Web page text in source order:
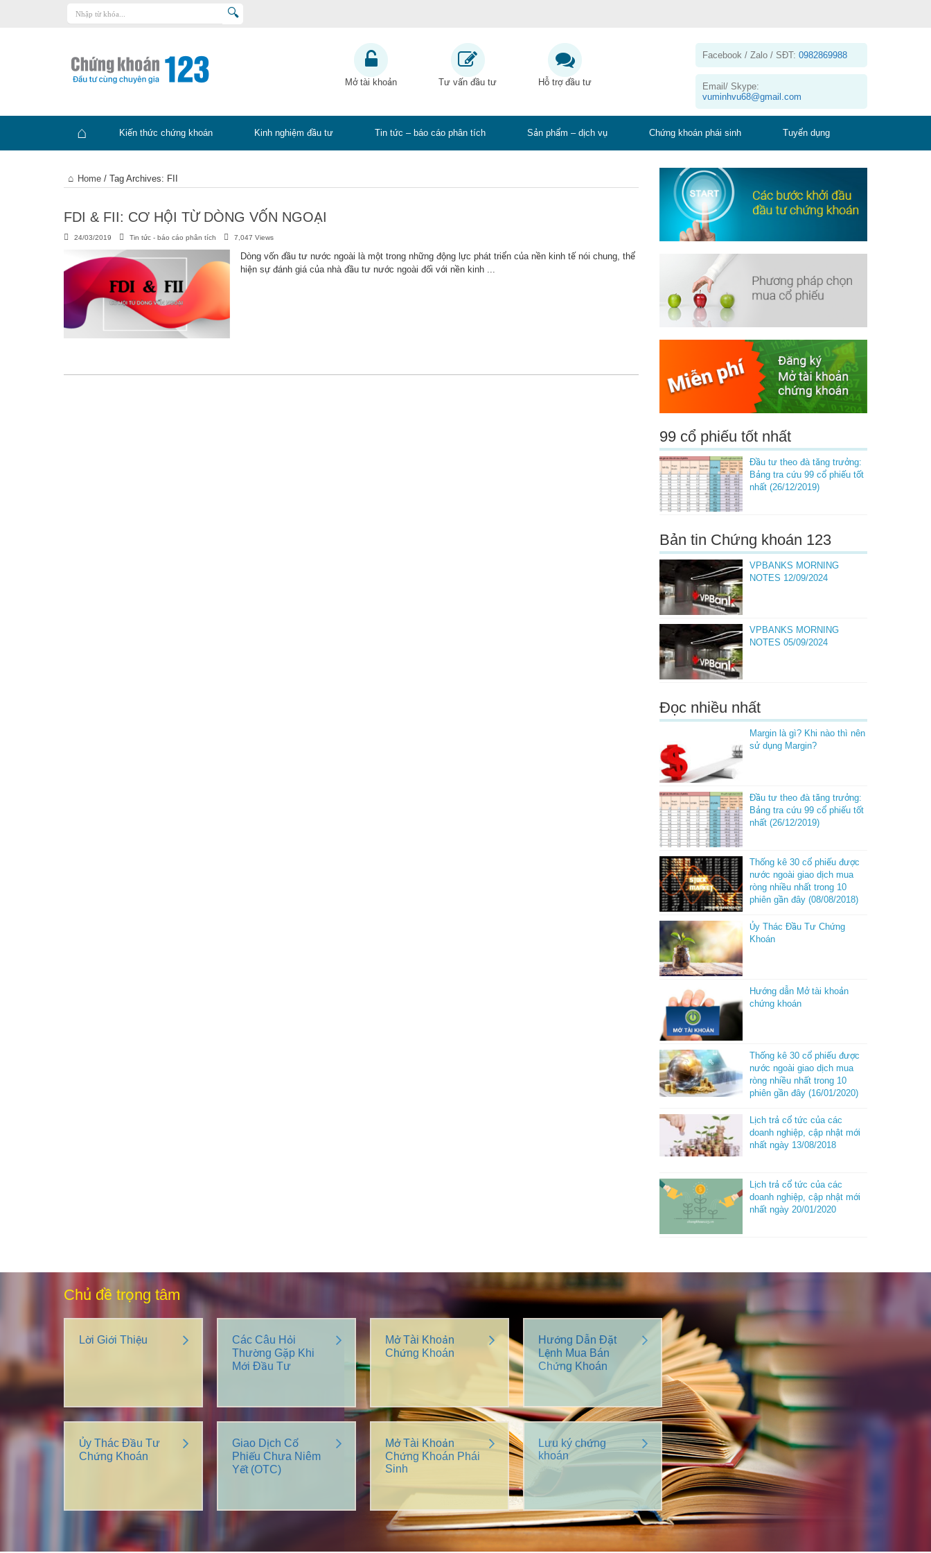
Trang chủ
Kiến thức chứng khoán
Tin tức – báo cáo phân tích
Sản phẩm – dịch vụ
Mở tài khoản Tư vấn đầu tư Hỗ trợ đầu tư
Facebook / Zalo / SĐT: 0982869988
Email/ Skype:
vuminhvu68@gmail.com
Trang
chủ
Kiến thức chứng khoán Kinh nghiệm đầu tư Tin tức – báo cáo phân tích Sản phẩm – dịch vụ Chứng khoán phái sinh Tuyển dụng
Home / Tag Archives: FII
FDI & FII: CƠ HỘI TỪ DÒNG VỐN NGOẠI
24/03/2019 Tin tức - báo cáo phân tích 7,047 Views
Dòng vốn đầu tư nước ngoài là một trong những động lực phát triển của nền kinh tế nói chung, thể
hiện sự đánh giá của nhà đầu tư nước ngoài đối với nền kinh ...
99 cổ phiếu tốt nhất
Đầu tư theo đà tăng trưởng:
Bảng tra cứu 99 cổ phiếu tốt
nhất (26/12/2019)
Bản tin Chứng khoán 123
VPBANKS MORNING
NOTES 12/09/2024
VPBANKS MORNING
NOTES 05/09/2024
Đọc nhiều nhất
Margin là gì? Khi nào thì nên
sử dụng Margin?
Đầu tư theo đà tăng trưởng:
Bảng tra cứu 99 cổ phiếu tốt
nhất (26/12/2019)
Thống kê 30 cổ phiếu được
nước ngoài giao dịch mua
ròng nhiều nhất trong 10
phiên gần đây (08/08/2018)
Ủy Thác Đầu Tư Chứng
Khoán
Hướng dẫn Mở tài khoản
chứng khoán
Thống kê 30 cổ phiếu được
nước ngoài giao dịch mua
ròng nhiều nhất trong 10
phiên gần đây (16/01/2020)
Lịch trả cổ tức của các
doanh nghiệp, cập nhật mới
nhất ngày 13/08/2018
Lịch trả cổ tức của các
doanh nghiệp, cập nhật mới
nhất ngày 20/01/2020
Chủ đề trọng tâm
Lời Giới Thiệu
Các Câu Hỏi
Thường Gặp Khi
Mới Đầu Tư
Mở Tài Khoản
Chứng Khoán
Hướng Dẫn Đặt
Lệnh Mua Bán
Chứng Khoán
Ủy Thác Đầu Tư
Chứng Khoán
Giao Dịch Cổ
Phiếu Chưa Niêm
Yết (OTC)
Mở Tài Khoản
Chứng Khoán Phái
Sinh
Lưu ký chứng
khoán